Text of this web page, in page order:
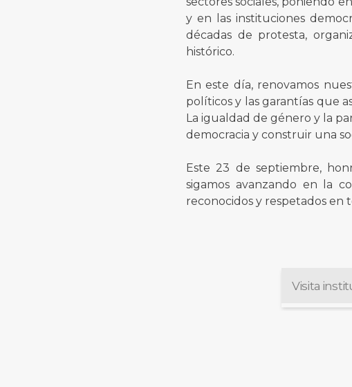
y en las instituciones
décadas de protesta,
histórico.
En este día, renovamos
políticos y las garantías que
La igualdad de género y la
democracia y construir una
Este 23 de septiembre,
sigamos avanzando en la
reconocidos y respetados en